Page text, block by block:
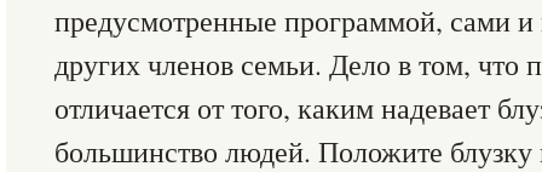
предусмотренные программой, сами и
других членов семьи. Дело в том, что
отличается от того, каким надевает
большинство людей. Положите